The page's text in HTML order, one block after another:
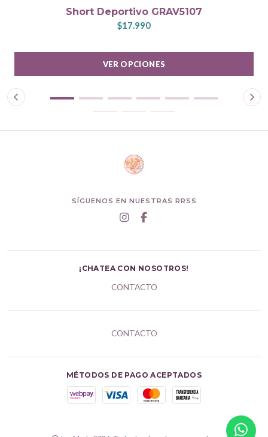
Short Deportivo GRAV5107
$17.990
VER OPCIONES
SÍGUENOS EN NUESTRAS RRSS
¡CHATEA CON NOSOTROS!
CONTACTO
CONTACTO
MÉTODOS DE PAGO ACEPTADOS